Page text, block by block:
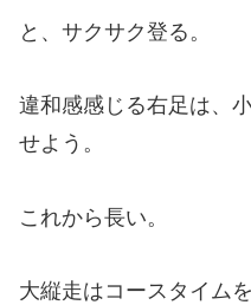
と、サクサク登る。
違和感感じる右足は、
せよう。
これから長い。
大縦走はコースタイム